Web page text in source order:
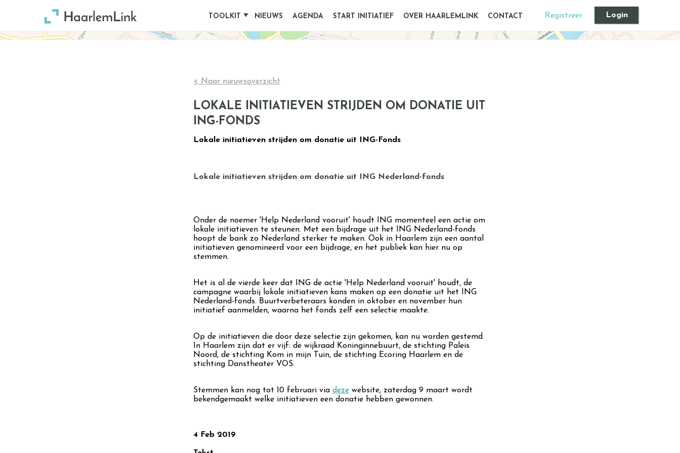
TOOLKIT NIEUWS AGENDA START INITIATIEF OVER HAARLEMLINK CONTACT Registreer Login
< Naar nieuwsoverzicht
LOKALE INITIATIEVEN STRIJDEN OM DONATIE UIT
ING-FONDS
Lokale initiatieven strijden om donatie uit ING-Fonds
Lokale initiatieven strijden om donatie uit ING Nederland-fonds
Onder de noemer 'Help Nederland vooruit' houdt ING momenteel een actie om
lokale initiatieven te steunen. Met een bijdrage uit het ING Nederland-fonds
hoopt de bank zo Nederland sterker te maken. Ook in Haarlem zijn een aantal
initiatieven genomineerd voor een bijdrage, en het publiek kan hier nu op
stemmen.
Het is al de vierde keer dat ING de actie 'Help Nederland vooruit' houdt, de
campagne waarbij lokale initiatieven kans maken op een donatie uit het ING
Nederland-fonds. Buurtverbeteraars konden in oktober en november hun
initiatief aanmelden, waarna het fonds zelf een selectie maakte.
Op de initiatieven die door deze selectie zijn gekomen, kan nu worden gestemd.
In Haarlem zijn dat er vijf: de wijkraad Koninginnebuurt, de stichting Paleis
Noord, de stichting Kom in mijn Tuin, de stichting Ecoring Haarlem en de
stichting Danstheater VOS.
Stemmen kan nog tot 10 februari via deze website, zaterdag 9 maart wordt
bekendgemaakt welke initiatieven een donatie hebben gewonnen.
4 Feb 2019